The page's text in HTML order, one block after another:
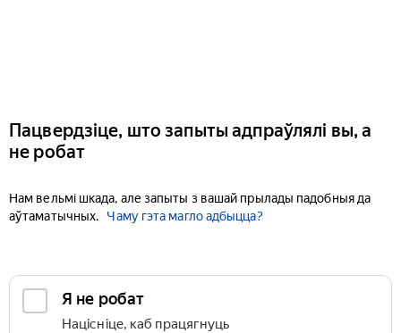
Пацвердзіце, што запыты адпраўлялі вы, а
не робат
Нам вельмі шкада, але запыты з вашай прылады падобныя да
аўтаматычных.
Чаму гэта магло адбыцца?
Я не робат
Націсніце, каб працягнуць